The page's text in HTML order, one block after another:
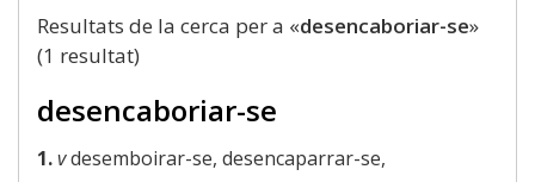
Resultats de la cerca per a «desencaboriar-se»
(1 resultat)
desencaboriar-se
1.vdesemboirar-se, desencaparrar-se,